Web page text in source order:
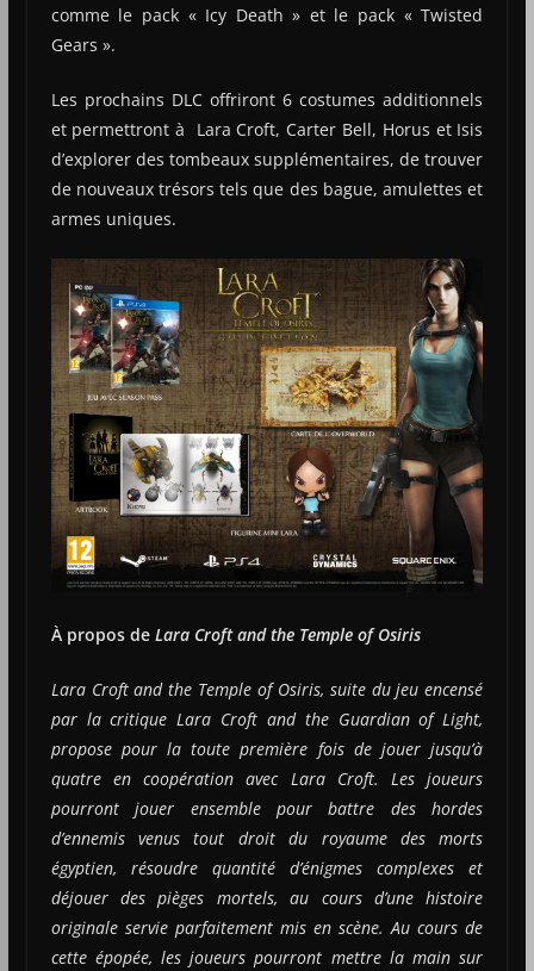
comme le pack « Icy Death » et le pack « Twisted
Gears ».
Les prochains DLC offriront 6 costumes additionnels
et permettront à Lara Croft, Carter Bell, Horus et Isis
d’explorer des tombeaux supplémentaires, de trouver
de nouveaux trésors tels que des bague, amulettes et
armes uniques.
À propos de Lara Croft and the Temple of Osiris
Lara Croft and the Temple of Osiris, suite du jeu encensé
par la critique Lara Croft and the Guardian of Light,
propose pour la toute première fois de jouer jusqu’à
quatre en coopération avec Lara Croft. Les joueurs
pourront jouer ensemble pour battre des hordes
d’ennemis venus tout droit du royaume des morts
égyptien, résoudre quantité d’énigmes complexes et
déjouer des pièges mortels, au cours d’une histoire
originale servie parfaitement mis en scène. Au cours de
cette épopée, les joueurs pourront mettre la main sur